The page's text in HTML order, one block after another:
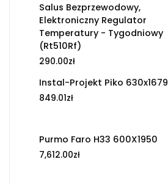
Salus Bezprzewodowy,
Elektroniczny Regulator
Temperatury - Tygodniowy
(Rt510Rf)
290.00zł
Instal-Projekt Piko 630x1679
849.01zł
Purmo Faro H33 600X1950
7,612.00zł